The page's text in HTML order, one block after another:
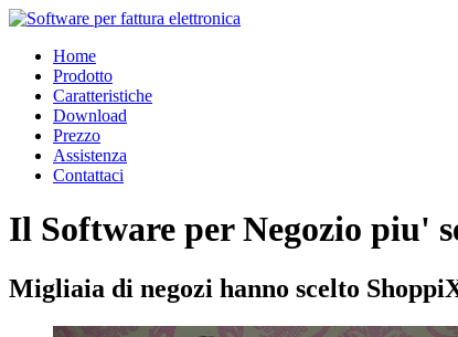
Home
Prodotto
Caratteristiche
Download
Prezzo
Assistenza
Contattaci
Il Software per Negozio piu'
Migliaia di negozi hanno scelto